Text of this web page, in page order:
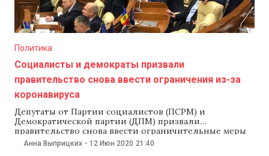
Политика
Социалисты и демократы призвали
правительство снова ввести ограничения из-за
коронавируса
Депутаты от Партии социалистов (ПСРМ) и
Демократической партии (ДПМ) призвали
правительство снова ввести ограничительные меры
для прекращения распространения коронавируса
нового типа. Об этом сообщили в пресс-релизе ПСРМ
Анна Выприцких - 12 Июн 2020 21:40